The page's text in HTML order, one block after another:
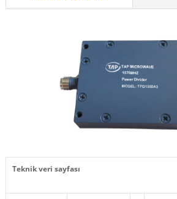
Teknik veri sayfası